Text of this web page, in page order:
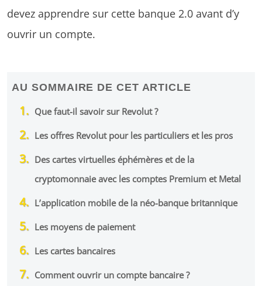
devez apprendre sur cette banque 2.0 avant d’y
ouvrir un compte.
AU SOMMAIRE DE CET ARTICLE
Que faut-il savoir sur Revolut ?
Les offres Revolut pour les particuliers et les pros
Des cartes virtuelles éphémères et de la
cryptomonnaie avec les comptes Premium et Metal
L’application mobile de la néo-banque britannique
Les moyens de paiement
Les cartes bancaires
Comment ouvrir un compte bancaire ?